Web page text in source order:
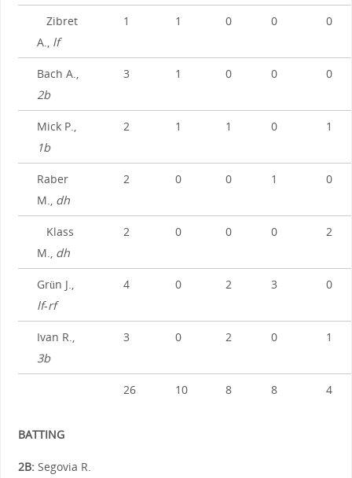
Zibret
A., lf
1 1 0 0 0
Bach A.,
2b
3 1 0 0 0
Mick P.,
1b
2 1 1 0 1
Raber
M., dh
2 0 0 1 0
Klass
M., dh
2 0 0 0 2
Grün J.,
lf-rf
4 0 2 3 0
Ivan R.,
3b
3 0 2 0 1
26 10 8 8 4
BATTING
2B:Segovia R.